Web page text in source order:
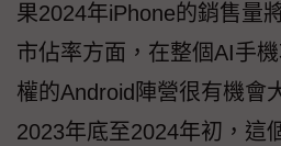
果2024年iPhone的銷售量
市佔率方面，在整個AI手
權的Android陣營很有機會
2023年底至2024年初，這